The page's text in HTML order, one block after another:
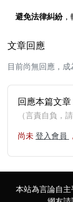
避免法律糾紛，
文章回應
目前尚無回應，成
回應本篇文章
（言責自負，
尚未 登入會員
本站為言論自主